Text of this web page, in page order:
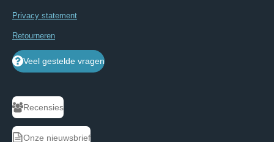
Privacy statement
Retourneren
Veel gestelde vragen
Recensies
Onze nieuwsbrief